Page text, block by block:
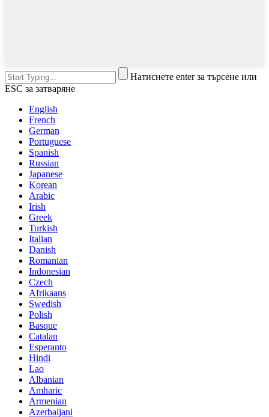
Натиснете enter за търсене или
ESC за затваряне
English
French
German
Portuguese
Spanish
Russian
Japanese
Korean
Arabic
Irish
Greek
Turkish
Italian
Danish
Romanian
Indonesian
Czech
Afrikaans
Swedish
Polish
Basque
Catalan
Esperanto
Hindi
Lao
Albanian
Amharic
Armenian
Azerbaijani